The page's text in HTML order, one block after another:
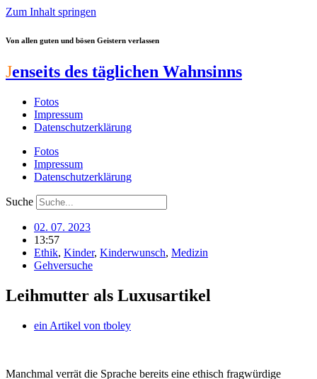
Zum Inhalt springen
Von allen guten und bösen Geistern verlassen
Jenseits des täglichen Wahnsinns
Fotos
Impressum
Datenschutzerklärung
Fotos
Impressum
Datenschutzerklärung
Suche
02. 07. 2023
13:57
Ethik, Kinder, Kinderwunsch, Medizin
Gehversuche
Leihmutter als Luxusartikel
ein Artikel von tboley
Manchmal verrät die Sprache bereits eine ethisch fragwürdige